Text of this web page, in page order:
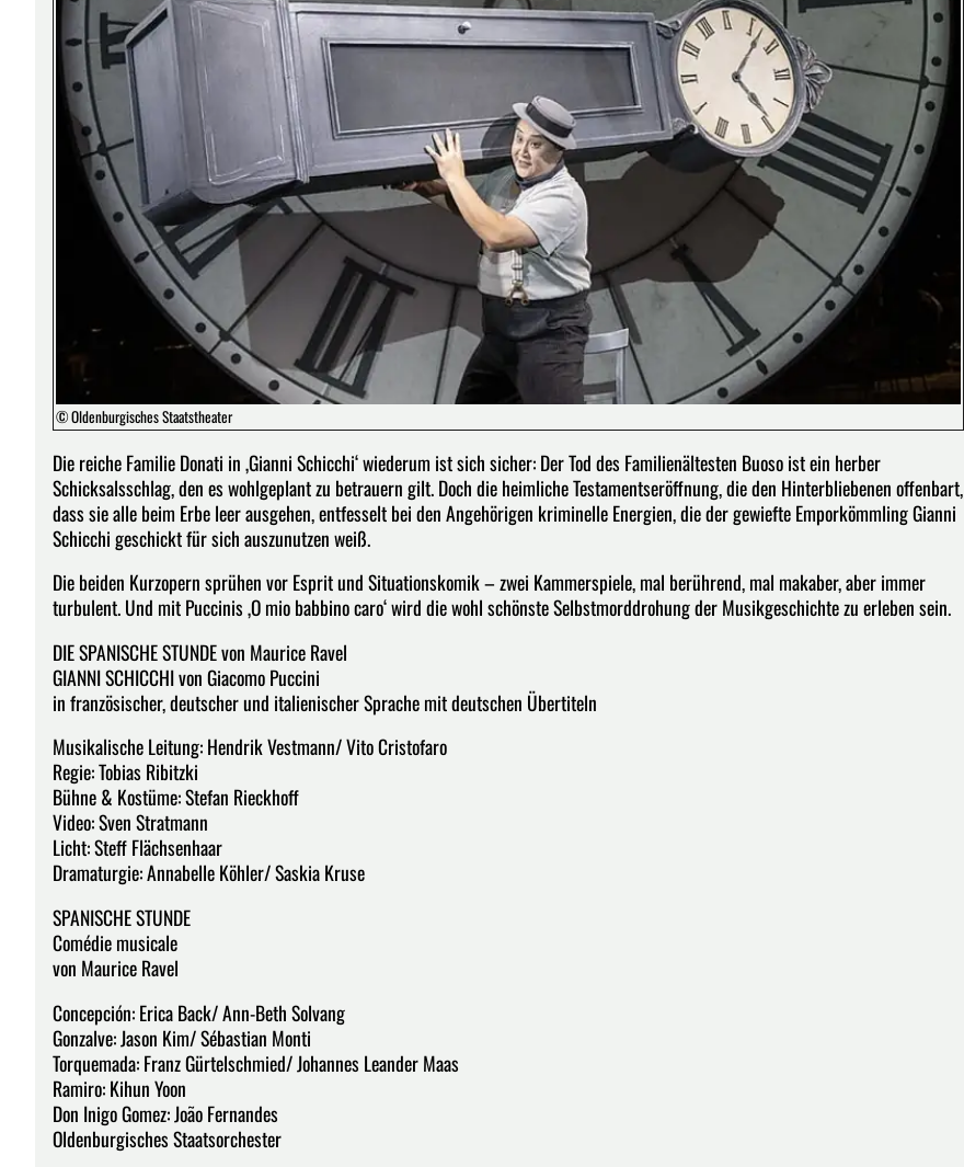
© Oldenburgisches Staatstheater
Die reiche Familie Donati in ‚Gianni Schicchi‘ wiederum ist sich sicher: Der Tod des Familienältesten Buoso ist ein herber
Schicksalsschlag, den es wohlgeplant zu betrauern gilt. Doch die heimliche Testamentseröffnung, die den Hinterbliebenen offenbart,
dass sie alle beim Erbe leer ausgehen, entfesselt bei den Angehörigen kriminelle Energien, die der gewiefte Emporkömmling Gianni
Schicchi geschickt für sich auszunutzen weiß.
Die beiden Kurzopern sprühen vor Esprit und Situationskomik – zwei Kammerspiele, mal berührend, mal makaber, aber immer
turbulent. Und mit Puccinis ‚O mio babbino caro‘ wird die wohl schönste Selbstmorddrohung der Musikgeschichte zu erleben sein.
DIE SPANISCHE STUNDE von Maurice Ravel
GIANNI SCHICCHI von Giacomo Puccini
in französischer, deutscher und italienischer Sprache mit deutschen Übertiteln
Musikalische Leitung: Hendrik Vestmann/ Vito Cristofaro
Regie: Tobias Ribitzki
Bühne & Kostüme: Stefan Rieckhoff
Video: Sven Stratmann
Licht: Steff Flächsenhaar
Dramaturgie: Annabelle Köhler/ Saskia Kruse
SPANISCHE STUNDE
Comédie musicale
von Maurice Ravel
Concepción: Erica Back/ Ann-Beth Solvang
Gonzalve: Jason Kim/ Sébastian Monti
Torquemada: Franz Gürtelschmied/ Johannes Leander Maas
Ramiro: Kihun Yoon
Don Inigo Gomez: João Fernandes
Oldenburgisches Staatsorchester